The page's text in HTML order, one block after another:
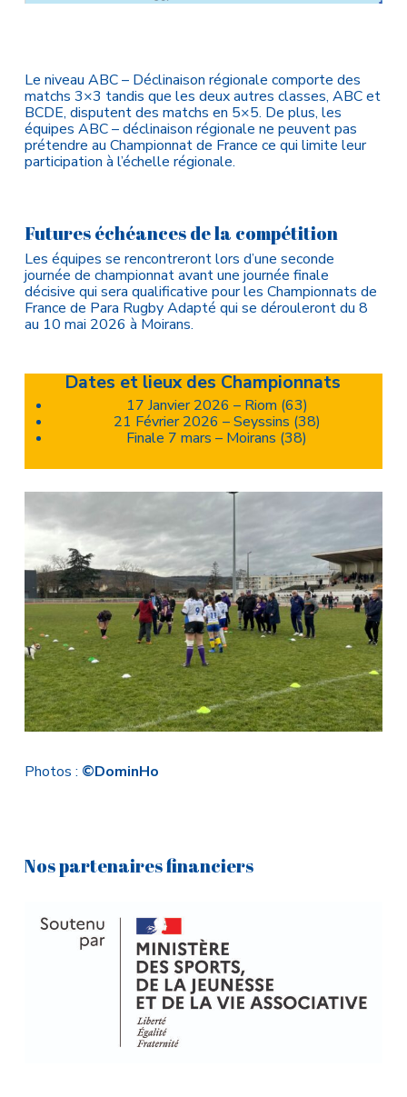
Le niveau ABC – Déclinaison régionale comporte des
matchs 3×3 tandis que les deux autres classes, ABC et
BCDE, disputent des matchs en 5×5. De plus, les
équipes ABC – déclinaison régionale ne peuvent pas
prétendre au Championnat de France ce qui limite leur
participation à l’échelle régionale.
Futures échéances de la compétition
Les équipes se rencontreront lors d’une seconde
journée de championnat avant une journée finale
décisive qui sera qualificative pour les Championnats de
France de Para Rugby Adapté qui se dérouleront du 8
au 10 mai 2026 à Moirans.
Dates et lieux des Championnats
17 Janvier 2026 – Riom (63)
21 Février 2026 – Seyssins (38)
Finale 7 mars – Moirans (38)
Photos : ©DominHo
Nos partenaires financiers